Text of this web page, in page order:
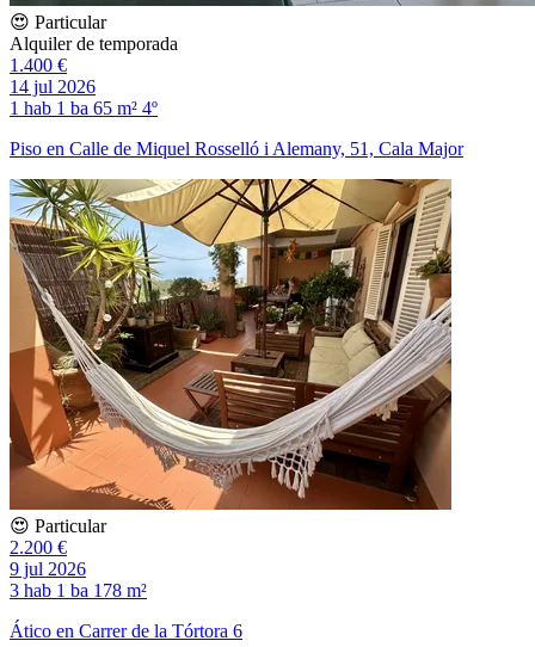
😍 Particular
Alquiler de temporada
1.400 €
14 jul 2026
1 hab 1 ba 65 m² 4º
Piso en Calle de Miquel Rosselló i Alemany, 51, Cala Major
😍 Particular
2.200 €
9 jul 2026
3 hab 1 ba 178 m²
Ático en Carrer de la Tórtora 6